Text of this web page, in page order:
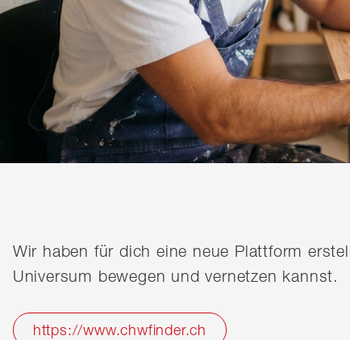
Wir haben für dich eine neue Plattform
Universum bewegen und vernetzen kannst.
https://www.chwfinder.ch